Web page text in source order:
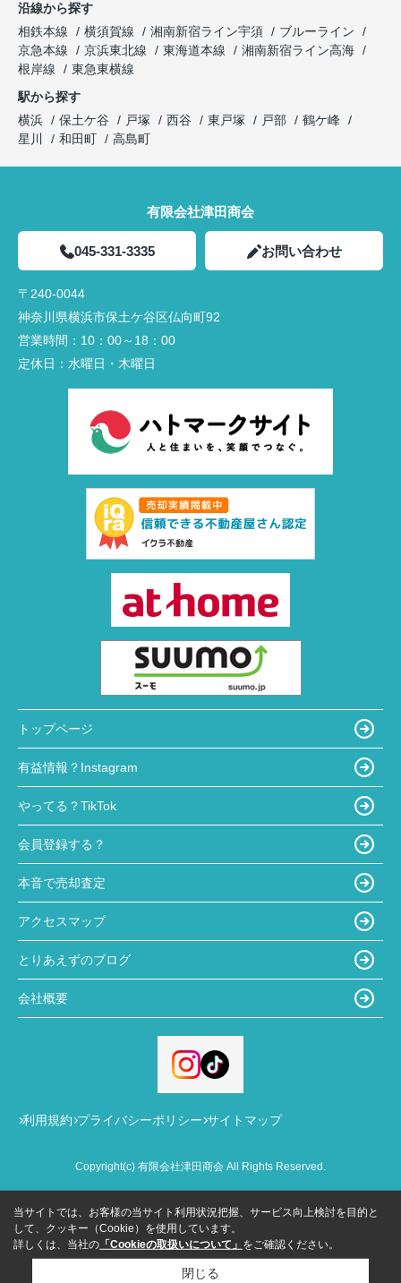
沿線から探す
相鉄本線
横須賀線 湘南新宿ライン宇須
ブルーライン
京急本線
京浜東北線 東海道本線
湘南新宿ライン高海
根岸線
東急東横線
駅から探す
横浜
保土ケ谷 戸塚 西谷 東戸塚 戸部
鶴ケ峰
星川
和田町 高島町
有限会社津田商会
045-331-3335 お問い合わせ
〒240-0044
神奈川県横浜市保土ケ谷区仏向町92
営業時間： 10：00～18：00
定休日： 水曜日・木曜日
トップページ
有益情報？Instagram
やってる？TikTok
会員登録する？
本音で売却査定
アクセスマップ
とりあえずのブログ
会社概要
利用規約 プライバシーポリシー サイトマップ
Copyright(c) 有限会社津田商会 All Rights Reserved.
当サイトでは、お客様の当サイト利用状況把握、サービス向上検討を目的と
して、クッキー（Cookie）を使用しています。
詳しくは、当社の 「Cookieの取扱いについて」 をご確認ください。
閉じる